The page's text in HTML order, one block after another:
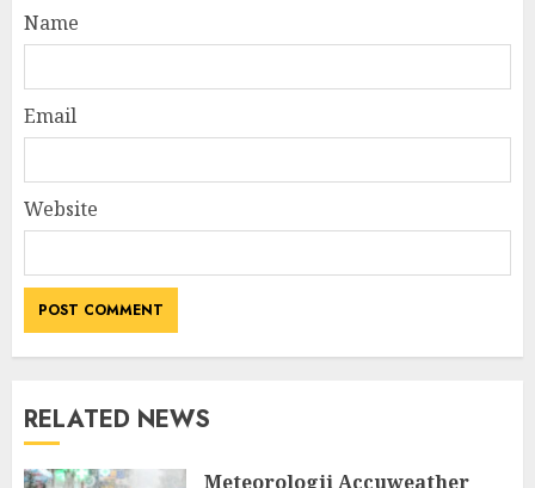
Name
Email
Website
RELATED NEWS
Meteorologii Accuweather